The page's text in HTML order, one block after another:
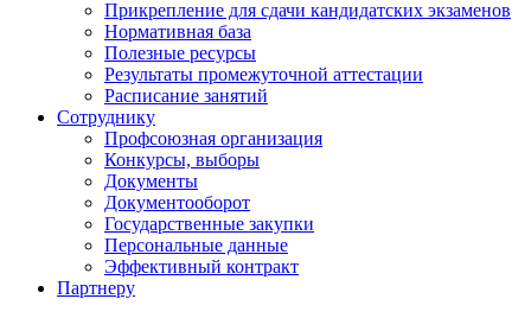
Прикрепление для сдачи кандидатских экзаменов
Нормативная база
Полезные ресурсы
Результаты промежуточной аттестации
Расписание занятий
Сотруднику
Профсоюзная организация
Конкурсы, выборы
Документы
Документооборот
Государственные закупки
Персональные данные
Эффективный контракт
Партнеру